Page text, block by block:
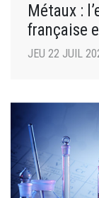
Métaux :
française
JEU 22 JUIL